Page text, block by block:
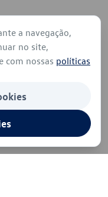
a navegação,
no site,
com nossas políticas